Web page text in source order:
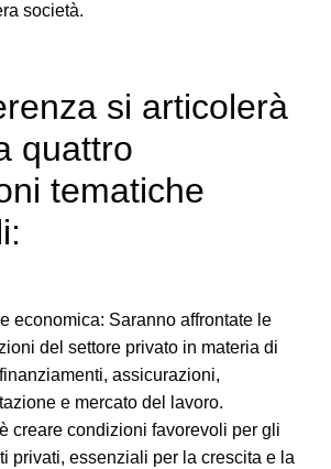
società.
si articolerà
quattro
tematiche
economica: Saranno affrontate le
del settore privato in materia di
assicurazioni,
e mercato del lavoro.
è creare condizioni favorevoli per gli
privati, essenziali per la crescita e la